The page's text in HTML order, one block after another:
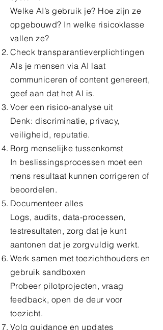
Welke AI’s gebruik je? Hoe zijn ze
opgebouwd? In welke risicoklasse
vallen ze?
Check transparantieverplichtingen
Als je mensen via AI laat
communiceren of content genereert,
geef aan dat het AI is.
Voer een risico-analyse uit
Denk: discriminatie, privacy,
veiligheid, reputatie.
Borg menselijke tussenkomst
In beslissingsprocessen moet een
mens resultaat kunnen corrigeren of
beoordelen.
Documenteer alles
Logs, audits, data-processen,
testresultaten, zorg dat je kunt
aantonen dat je zorgvuldig werkt.
Werk samen met toezichthouders en
gebruik sandboxen
Probeer pilotprojecten, vraag
feedback, open de deur voor
toezicht.
Volg guidance en updates